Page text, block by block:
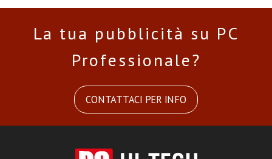
La tua pubblicità su PC
Professionale?
CONTATTACI PER INFO